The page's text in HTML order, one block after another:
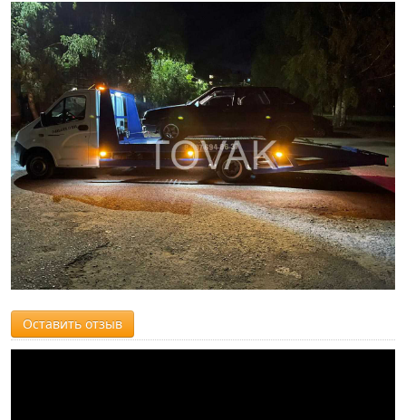
Оставить отзыв